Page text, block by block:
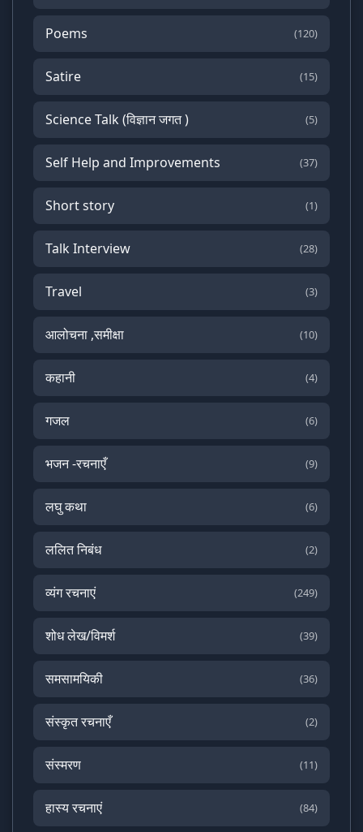
Poems (120)
Satire (15)
Science Talk (विज्ञान जगत ) (5)
Self Help and Improvements (37)
Short story (1)
Talk Interview (28)
Travel (3)
आलोचना ,समीक्षा (10)
कहानी (4)
गजल (6)
भजन -रचनाएँ (9)
लघु कथा (6)
ललित निबंध (2)
व्यंग रचनाएं (249)
शोध लेख/विमर्श (39)
समसामयिकी (36)
संस्कृत रचनाएँ (2)
संस्मरण (11)
हास्य रचनाएं (84)